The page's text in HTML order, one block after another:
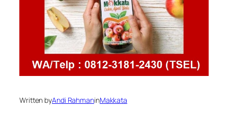
Written byAndi RahmaninMakkata